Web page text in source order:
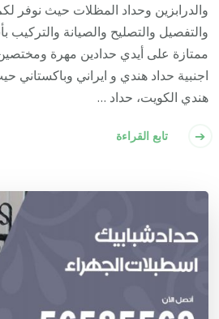
والدرابزين وحداد المظلات حيث نوفر
والتفصيل والتصليح والصيانة
ممتازة على أيدي حدادين مهرة
اجنبية حداد هندي و ايراني وباكستاني
هندي الكويت، حداد …
تابع القراءة